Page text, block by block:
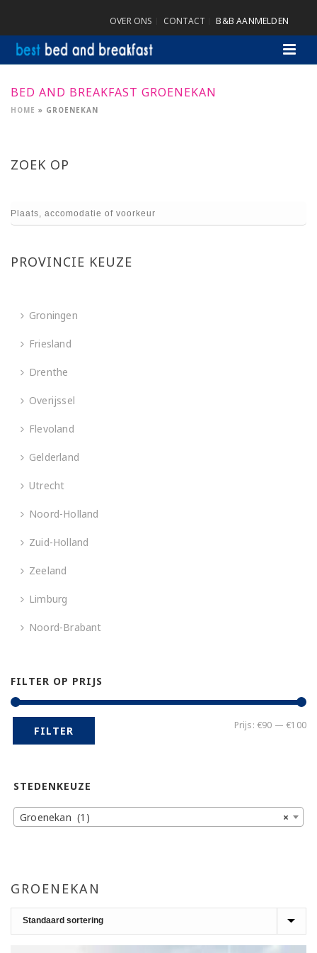
OVER ONS CONTACT B&B AANMELDEN
BED AND BREAKFAST GROENEKAN
HOME » GROENEKAN
GROENEKAN
ZOEK OP
PROVINCIE KEUZE
Groningen
Friesland
Drenthe
Overijssel
Flevoland
Gelderland
Utrecht
Noord-Holland
Zuid-Holland
Zeeland
Limburg
Noord-Brabant
FILTER OP PRIJS
FILTER Prijs: €90 —€100
STEDENKEUZE
×
Groenekan (1)